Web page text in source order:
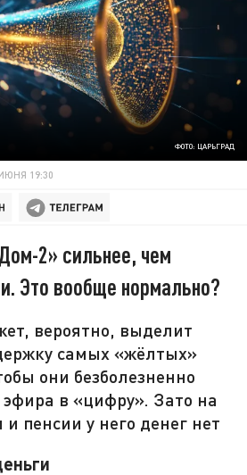
ФОТО: ЦАРЬГРАД
19:30
2» сильнее, чем
Это вообще нормально?
вероятно, выделит
самых «жёлтых»
они безболезненно
эфира в «цифру». Зато на
пенсии у него денег нет